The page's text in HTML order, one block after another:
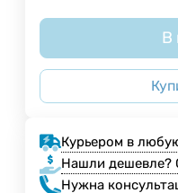
В
Курьером в
Нашли дешевле?
Нужна